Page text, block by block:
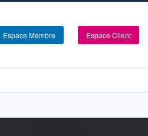
Espace Membre Espace Client